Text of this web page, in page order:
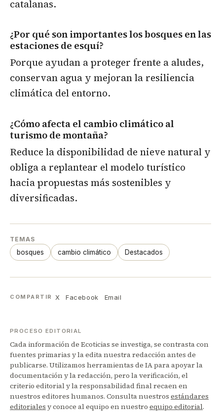
catalanas.
¿Por qué son importantes los bosques en las
estaciones de esquí?
Porque ayudan a proteger frente a aludes,
conservan agua y mejoran la resiliencia
climática del entorno.
¿Cómo afecta el cambio climático al
turismo de montaña?
Reduce la disponibilidad de nieve natural y
obliga a replantear el modelo turístico
hacia propuestas más sostenibles y
diversificadas.
TEMAS
bosques cambio climático Destacados
COMPARTIR X Facebook Email
PROCESO EDITORIAL
Cada información de Ecoticias se investiga, se contrasta con
fuentes primarias y la edita nuestra redacción antes de
publicarse. Utilizamos herramientas de IA para apoyar la
documentación y la redacción, pero la verificación, el
criterio editorial y la responsabilidad final recaen en
nuestros editores humanos. Consulta nuestros estándares
editoriales y conoce al equipo en nuestro equipo editorial.